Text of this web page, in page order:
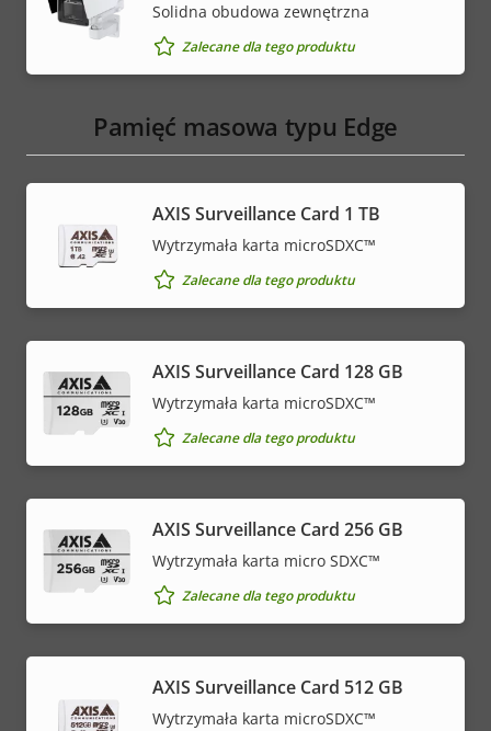
Solidna obudowa zewnętrzna
Zalecane dla tego produktu
Pamięć masowa typu Edge
AXIS Surveillance Card 1 TB
Wytrzymała karta microSDXC™
Zalecane dla tego produktu
AXIS Surveillance Card 128 GB
Wytrzymała karta microSDXC™
Zalecane dla tego produktu
AXIS Surveillance Card 256 GB
Wytrzymała karta micro SDXC™
Zalecane dla tego produktu
AXIS Surveillance Card 512 GB
Wytrzymała karta microSDXC™